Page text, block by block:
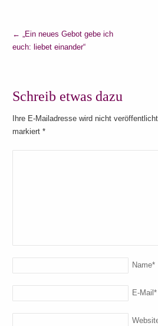
←
„Ein neues Gebot gebe ich
euch: liebet einander“
Schreib etwas dazu
Ihre E-Mailadresse wird nicht
markiert*
Name*
E-Mail*